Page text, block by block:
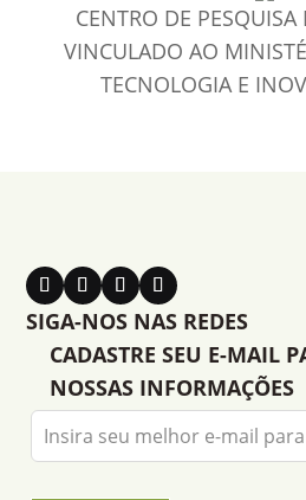
CENTRO DE PESQUISA
VINCULADO AO
TECNOLOGIA E
SIGA-NOS NAS REDES
CADASTRE SEU E-MAIL
NOSSAS INFORMAÇÕES
Leave
this